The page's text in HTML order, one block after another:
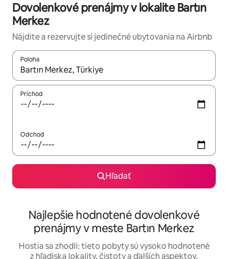
Dovolenkové prenájmy v lokalite Bartın
Merkez
Nájdite a rezervujte si jedinečné ubytovania na Airbnb
Poloha
Keď budú výsledky k dispozícii, môžete si ich prechádzať
Príchod
Odchod
Hľadať
Najlepšie hodnotené dovolenkové
prenájmy v meste Bartın Merkez
Hostia sa zhodli: tieto pobyty sú vysoko hodnotené
z hľadiska lokality, čistoty a ďalších aspektov.